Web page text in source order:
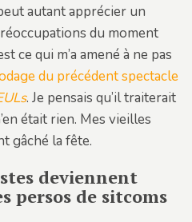
autant apprécier un
du moment
ce qui m’a amené à ne pas
du précédent spectacle
. Je pensais qu’il traiterait
était rien. Mes vieilles
gâché la fête.
deviennent
persos de sitcoms